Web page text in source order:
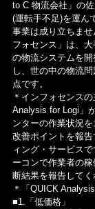
to C 物流会社」の
(運転手不足)を運ん
事業は成り立ちま
フォセンス」は、大
の物流システムを
し、世の中の物流
点です。
＊インフォセンス
Analysis for Logi」
ンターの作業状況を
改善ポイントを報
ィング・サービス
ーコンで作業者の
断結果を報告してく
＊「QUICK
■1.「低価格」